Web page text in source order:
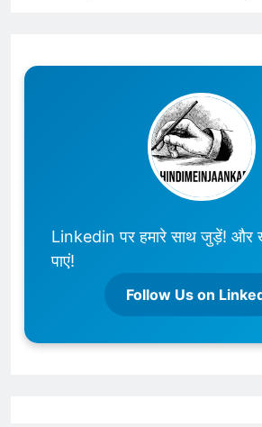
Linkedin पर हमारे साथ जुड़ें!
पाएं!
Follow Us on